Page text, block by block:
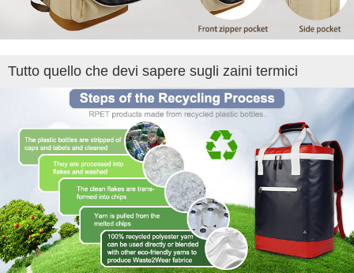
Tutto quello che devi sapere sugli zaini termici